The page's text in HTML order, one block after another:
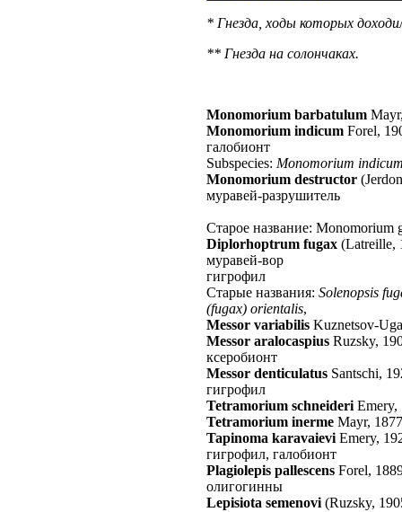
* Гнезда, ходы которых
** Гнезда на солончаках.
Monomorium barbatulum
Monomorium indicum Forel,
галобионт
Subspecies: Monomorium
Monomorium destructor
муравей-разрушитель
Старое название: Monomorium
Diplorhoptrum fugax (Latreille,
муравей-вор
гигрофил
Старые названия: Solenopsis
(fugax) orientalis,
Messor variabilis Kuznetsov-
Messor aralocaspius Ruzsky,
ксеробионт
Messor denticulatus Santschi,
гигрофил
Tetramorium schneideri Emery,
Tetramorium inerme Mayr, 1877
Tapinoma karavaievi Emery,
гигрофил, галобионт
Plagiolepis pallescens Forel,
олигогинны
Lepisiota semenovi (Ruzsky,